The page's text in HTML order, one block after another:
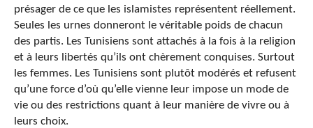
présager de ce que les islamistes représentent réellement.
Seules les urnes donneront le véritable poids de chacun
des partis. Les Tunisiens sont attachés à la fois à la religion
et à leurs libertés qu’ils ont chèrement conquises. Surtout
les femmes. Les Tunisiens sont plutôt modérés et refusent
qu’une force d’où qu’elle vienne leur impose un mode de
vie ou des restrictions quant à leur manière de vivre ou à
leurs choix.